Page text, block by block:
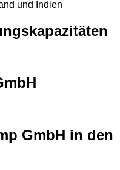
und Indien
GmbH in den